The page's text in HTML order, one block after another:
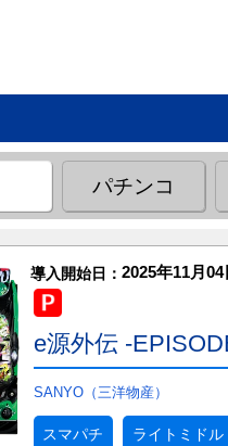
パチンコ
導入開始日： 2025年11月04
e源外伝 -
SANYO（三洋物産）
スマパチ ライトミドル